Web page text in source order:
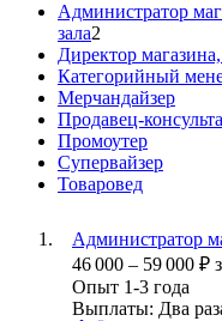
Администратор
зала2
Директор
Категорийный
Мерчандайзер
Продавец-
Промоутер
Супервайзер
Товаровед
Администратор
46 000 – 59 000 ₽
Опыт 1-3 года
Выплаты: Два